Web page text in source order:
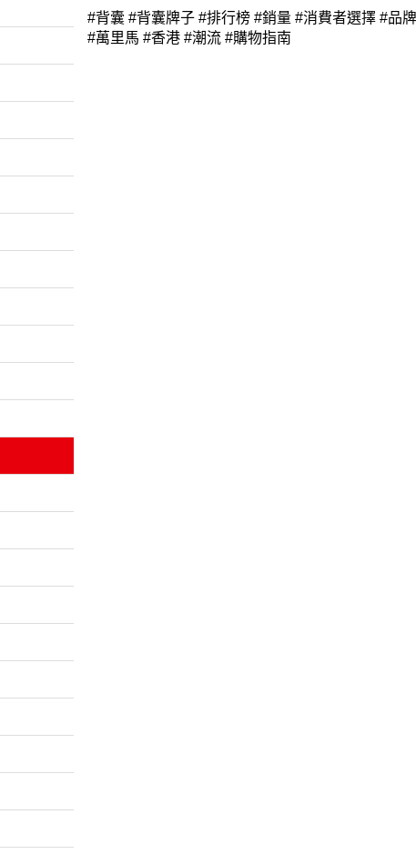
#背囊 #背囊牌子 #排行榜 #銷量 #消費者選擇 #品
#萬里馬 #香港 #潮流 #購物指南